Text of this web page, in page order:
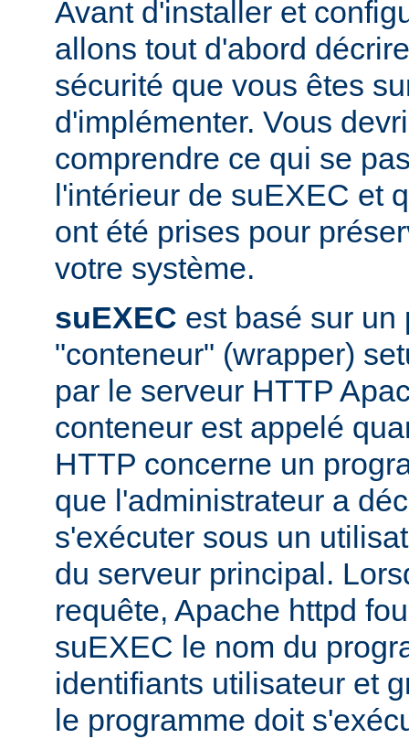
Avant d'installer et
allons tout d'abord
sécurité que vous êtes
d'implémenter. Vous
comprendre ce qui se
l'intérieur de suEXEC et
ont été prises pour
votre système.
suEXEC est basé sur un
"conteneur" (wrapper)
par le serveur HTTP
conteneur est appelé
HTTP concerne un
que l'administrateur a
s'exécuter sous un
du serveur principal.
requête, Apache httpd
suEXEC le nom du
identifiants utilisateur et
le programme doit